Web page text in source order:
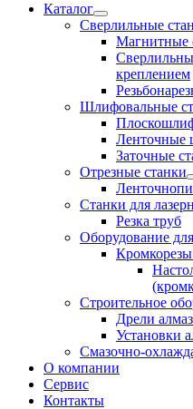
Каталог
Сверлильные
Магнитные
креплением
Шлифовальные
Ленточные
Заточные
Отрезные станки
Станки для
Резка труб
Оборудование
Строительное
Дрели
Установки
Смазочно-
О компании
Сервис
Контакты